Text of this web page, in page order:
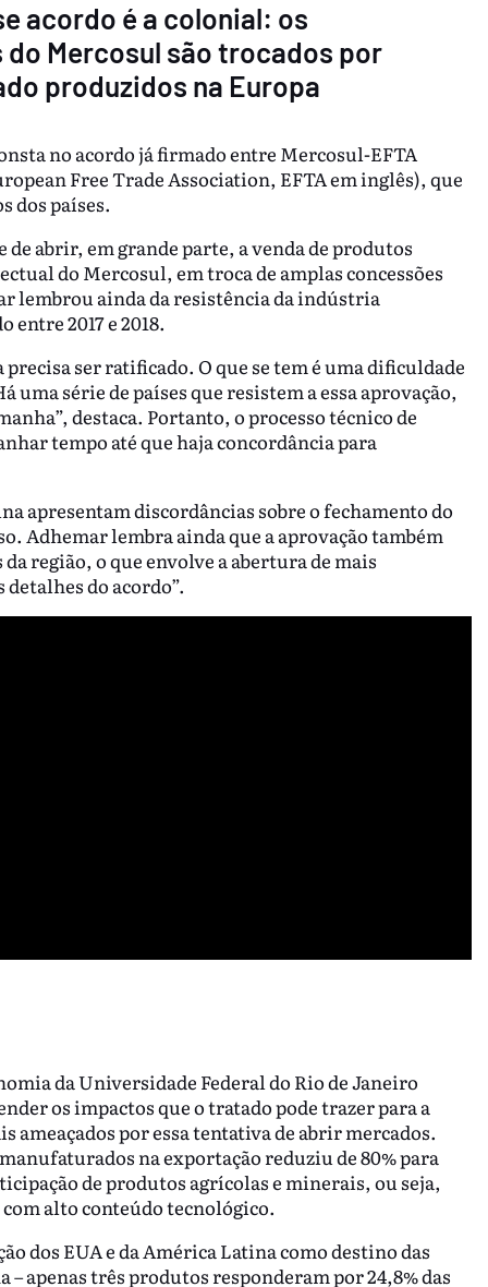
acordo é a colonial: os
Mercosul são trocados por
produzidos na Europa
no acordo já firmado entre Mercosul-EFTA
Free Trade Association, EFTA em inglês), que
dos países.
abrir, em grande parte, a venda de produtos
do Mercosul, em troca de amplas concessões
lembrou ainda da resistência da indústria
2017 e 2018.
ser ratificado. O que se tem é uma dificuldade
uma série de países que resistem a essa aprovação,
destaca. Portanto, o processo técnico de
tempo até que haja concordância para
apresentam discordâncias sobre o fechamento do
Adhemar lembra ainda que a aprovação também
região, o que envolve a abertura de mais
do acordo”.
da Universidade Federal do Rio de Janeiro
os impactos que o tratado pode trazer para a
por essa tentativa de abrir mercados.
na exportação reduziu de 80% para
de produtos agrícolas e minerais, ou seja,
alto conteúdo tecnológico.
dos EUA e da América Latina como destino das
apenas três produtos responderam por 24,8% das